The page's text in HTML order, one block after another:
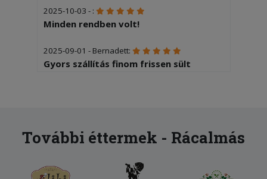
2025-10-03 - :
Minden rendben volt!
2025-09-01 - Bernadett:
Gyors szállítás finom frissen sült
Minden rendben volt! Köszönöm
További éttermek - Rácalmás